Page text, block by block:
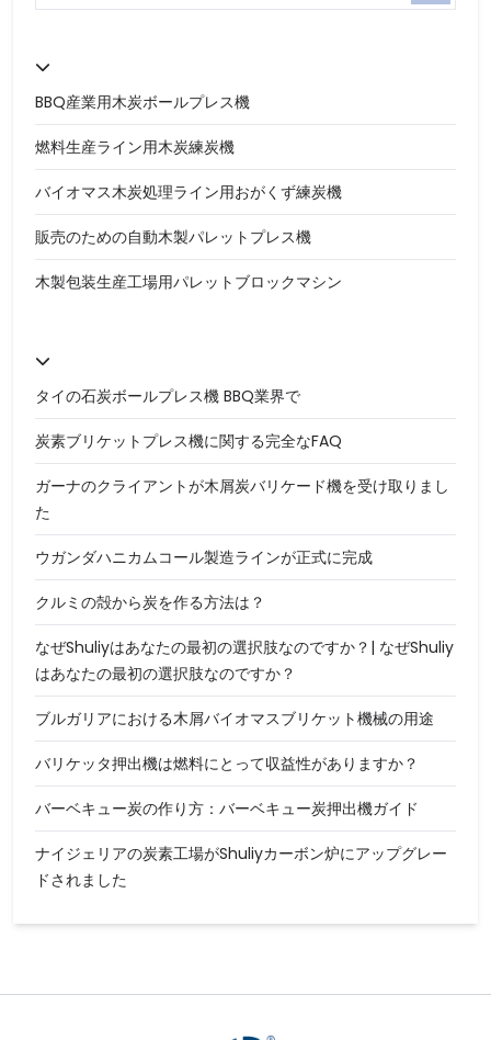
BBQ産業用木炭ボールプレス機
燃料生産ライン用木炭練炭機
バイオマス木炭処理ライン用おがくず練炭機
販売のための自動木製パレットプレス機
木製包装生産工場用パレットブロックマシン
タイの石炭ボールプレス機 BBQ業界で
炭素ブリケットプレス機に関する完全なFAQ
ガーナのクライアントが木屑炭バリケード機を受け取りまし
た
ウガンダハニカムコール製造ラインが正式に完成
クルミの殻から炭を作る方法は？
なぜShuliyはあなたの最初の選択肢なのですか？| なぜShuliy
はあなたの最初の選択肢なのですか？
ブルガリアにおける木屑バイオマスブリケット機械の用途
バリケッタ押出機は燃料にとって収益性がありますか？
バーベキュー炭の作り方：バーベキュー炭押出機ガイド
ナイジェリアの炭素工場がShuliyカーボン炉にアップグレー
ドされました